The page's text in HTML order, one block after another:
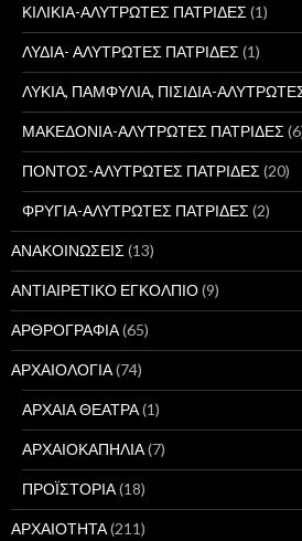
ΚΙΛΙΚΙΑ-ΑΛΥΤΡΩΤΕΣ ΠΑΤΡΙΔΕΣ (1)
ΛΥΔΙΑ- ΑΛΥΤΡΩΤΕΣ ΠΑΤΡΙΔΕΣ (1)
ΛΥΚΙΑ, ΠΑΜΦΥΛΙΑ, ΠΙΣΙΔΙΑ-
ΜΑΚΕΔΟΝΙΑ-ΑΛΥΤΡΩΤΕΣ ΠΑΤΡΙΔΕΣ
ΠΟΝΤΟΣ-ΑΛΥΤΡΩΤΕΣ ΠΑΤΡΙΔΕΣ (20)
ΦΡΥΓΙΑ-ΑΛΥΤΡΩΤΕΣ ΠΑΤΡΙΔΕΣ (2)
ΑΝΑΚΟΙΝΩΣΕΙΣ (13)
ΑΝΤΙΑΙΡΕΤΙΚΟ ΕΓΚΟΛΠΙΟ(9)
ΑΡΘΡΟΓΡΑΦΙΑ(65)
ΑΡΧΑΙΟΛΟΓΙΑ(74)
ΑΡΧΑΙΑ ΘΕΑΤΡΑ(1)
ΑΡΧΑΙΟΚΑΠΗΛΙΑ(7)
ΠΡΟΪΣΤΟΡΙΑ(18)
ΑΡΧΑΙΟΤΗΤΑ(211)